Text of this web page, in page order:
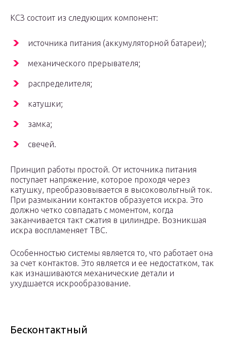
КСЗ состоит из следующих компонент:
источника питания (аккумуляторной батареи);
механического прерывателя;
распределителя;
катушки;
замка;
свечей.
Принцип работы простой. От источника питания
поступает напряжение, которое проходя через
катушку, преобразовывается в высоковольтный ток.
При размыкании контактов образуется искра. Это
должно четко совпадать с моментом, когда
заканчивается такт сжатия в цилиндре. Возникшая
искра воспламеняет ТВС.
Особенностью системы является то, что работает она
за счет контактов. Это является и ее недостатком, так
как изнашиваются механические детали и
ухудшается искрообразование.
Бесконтактный